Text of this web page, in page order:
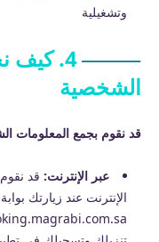
وتشغيلية
4. كيف
الشخصية
قد نقوم بجمع المعلومات
عبر الإنترنت: قد
الإنترنت عند زيارتك